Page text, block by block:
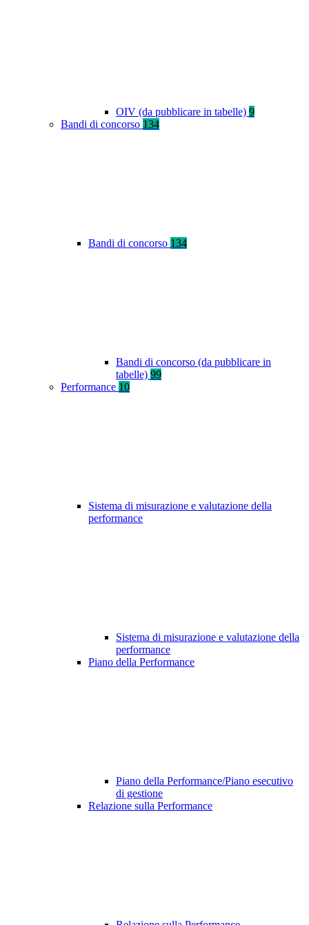
OIV (da pubblicare in tabelle) 9
Bandi di concorso 134
Bandi di concorso 134
Bandi di concorso (da pubblicare in
tabelle) 99
Performance 10
Sistema di misurazione e valutazione della
performance
Sistema di misurazione e valutazione della
performance
Piano della Performance
Piano della Performance/Piano esecutivo
di gestione
Relazione sulla Performance